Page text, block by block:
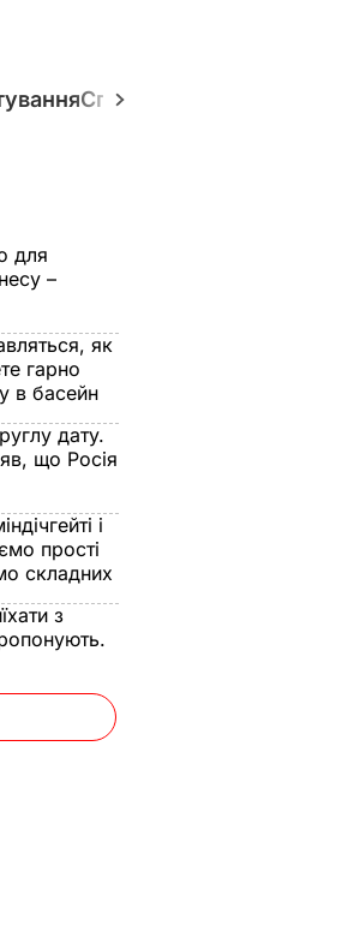
Спецпроєкти
для
–
як
гарно
в басейн
дату.
що Росія
і
прості
складних
з